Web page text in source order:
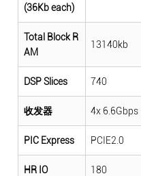
(36Kb each)
Total Block R
AM
13140kb
DSP Slices 740
收发器 4x 6.6Gbps
PIC Express PCIE2.0
HR IO 180